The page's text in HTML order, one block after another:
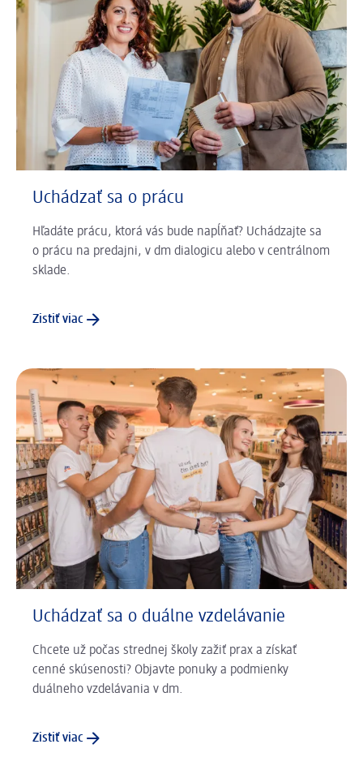
Uchádzať sa o prácu
Hľadáte prácu, ktorá vás bude napĺňať? Uchádzajte sa
o prácu na predajni, v dm dialogicu alebo v centrálnom
sklade.
Zistiť viac
Uchádzať sa o duálne vzdelávanie
Chcete už počas strednej školy zažiť prax a získať
cenné skúsenosti? Objavte ponuky a podmienky
duálneho vzdelávania v dm.
Zistiť viac